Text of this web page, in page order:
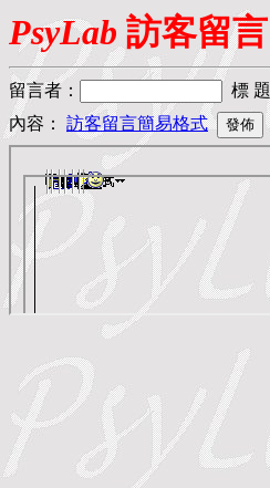
PsyLab 訪客留言
留言者 ： 標 題
內容： 訪客留言簡易格式